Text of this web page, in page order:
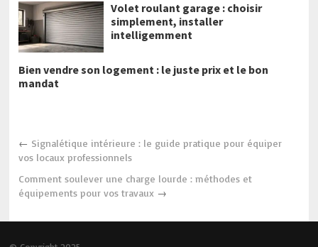
Volet roulant garage : choisir
simplement, installer
intelligemment
Bien vendre son logement : le juste prix et le bon
mandat
← Signalétique intérieure : le guide pratique pour équiper
vos locaux professionnels
Comment soulever une charge lourde : méthodes et
équipements pour vos travaux →